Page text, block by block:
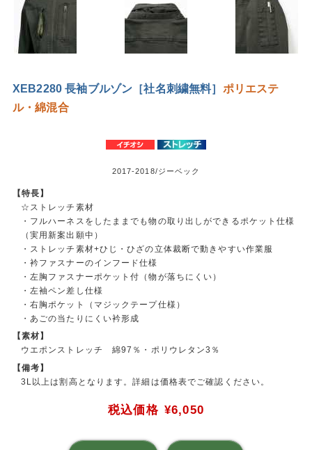
XEB2280 長袖ブルゾン［社名刺繍無料］ ポリエステ
ル・綿混合
2017-2018/ジーベック
【特長】
☆ストレッチ素材
・フルハーネスをしたままでも物の取り出しができるポケット仕様
（実用新案出願中）
・ストレッチ素材+ひじ・ひざの立体裁断で動きやすい作業服
・衿ファスナーのインフード仕様
・左胸ファスナーポケット付（物が落ちにくい）
・左袖ペン差し仕様
・右胸ポケット（マジックテープ仕様）
・あごの当たりにくい衿形成
【素材】
ウエポンストレッチ 綿97％・ポリウレタン3％
【備考】
3L以上は割高となります。詳細は価格表でご確認ください。
税込価格 ¥6,050